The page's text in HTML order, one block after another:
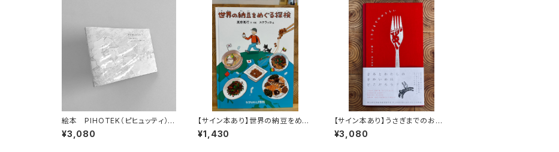
絵本 PIHOTEK（ピヒュッティ）
北極を風と歩く
¥3,080
【サイン本あり】世界の納豆をめぐ
る探検
¥1,430
【サイン本あり】うさぎまでのおさ
らい［通常版］
¥3,080